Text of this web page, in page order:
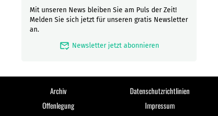
Mit unseren News bleiben Sie am Puls der Zeit!
Melden Sie sich jetzt für unseren gratis Newsletter
an.
mark_email_read Newsletter jetzt abonnieren
Archiv
Datenschutzrichtlinien
Offenlegung
Impressum